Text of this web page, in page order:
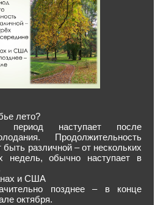
лето?
наступает после
Продолжительность
различной – от нескольких
недель, обычно наступает в
и США
позднее – в конце
октября.